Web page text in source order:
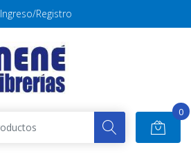
Ingreso/Registro
0